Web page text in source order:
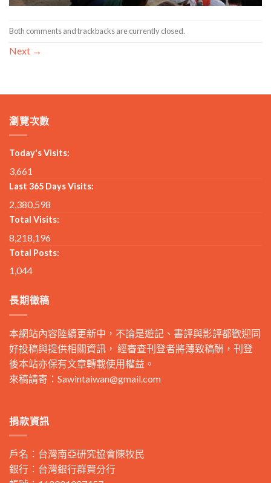
Both comments and trackbacks are currently closed.
Next →
瀏覽次數
Today's Visits:
3,661
Last 365 Days Visits:
2,380,598
Total Visits:
8,218,196
Total Posts:
1,044
長期徵稿
本網站內容陸續更新中，不論是遊記、書評與影評都歡迎同
好投稿與提供相關資訊， 經審查刊登者將薄致稿酬，刊登
後本站亦保有文章轉載使用權益。
來稿請寄： Sawintaiwan@gmail.com
捐款資訊
戶名：台灣南亞研究協會陳牧民
銀行：台灣銀行群賢分行